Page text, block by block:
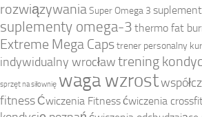
rozwiązywaniaSuper Omega 3
suplementy omega-3 thermo fat
Extreme Mega Capstrener personalny
indywidualny wrocławtrening
sprzęt na siłownię waga wzrost
fitness Ćwiczenia Fitnessćwiczenia